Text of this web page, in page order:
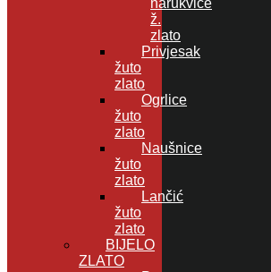
ž.
zlato
Privjesak
žuto
zlato
Ogrlice
žuto
zlato
Naušnice
žuto
zlato
Lančić
žuto
zlato
BIJELO
ZLATO